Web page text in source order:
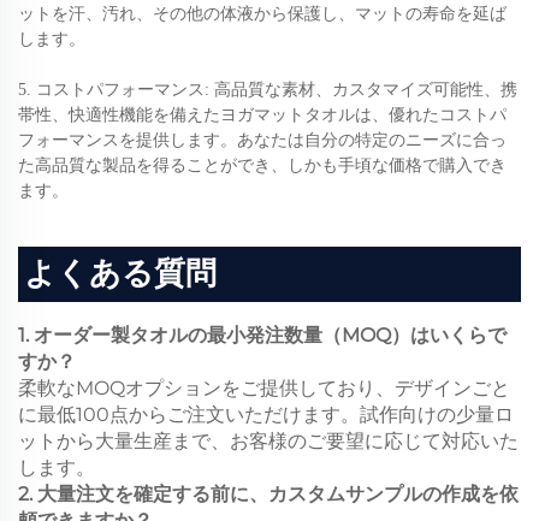
ットを汗、汚れ、その他の体液から保護し、マットの寿命を延ば
します。
5. コストパフォーマンス: 高品質な素材、カスタマイズ可能性、携
帯性、快適性機能を備えたヨガマットタオルは、優れたコストパ
フォーマンスを提供します。あなたは自分の特定のニーズに合っ
た高品質な製品を得ることができ、しかも手頃な価格で購入でき
ます。
よくある質問
1. オーダー製タオルの最小発注数量（MOQ）はいくらで
すか？
柔軟なMOQオプションをご提供しており、デザインごと
に最低100点からご注文いただけます。試作向けの少量ロ
ットから大量生産まで、お客様のご要望に応じて対応いた
します。
2. 大量注文を確定する前に、カスタムサンプルの作成を依